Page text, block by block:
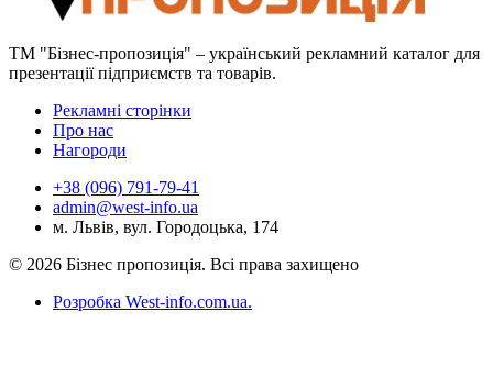
ТМ "Бізнес-пропозиція" – український рекламний каталог для
презентації підприємств та товарів.
Рекламні сторінки
Про нас
Нагороди
+38 (096) 791-79-41
admin@west-info.ua
м. Львів, вул. Городоцька, 174
© 2026 Бізнес пропозиція. Всі права захищено
Розробка West-info.com.ua.